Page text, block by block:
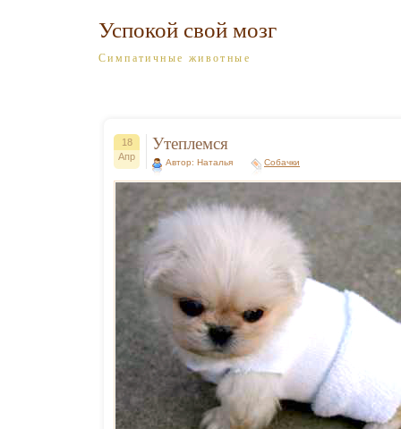
Успокой свой мозг
Симпатичные животные
18
Апр
Утеплемся
Автор: Наталья Собачки